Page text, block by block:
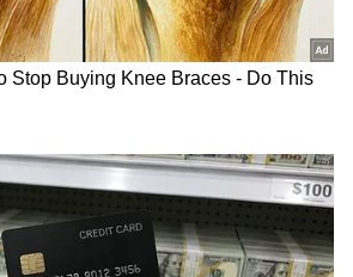
ಬೆಂಗಳೂರಿಗೆ
ಉದ್ಯೋಗವನ್ನೇ
ಮಿಸ್
ನೀರು ಹೆಚ್ಚು ಬೀಳದಂತೆ ಜಾಗೃತೆ
ವಹಿಸಿ